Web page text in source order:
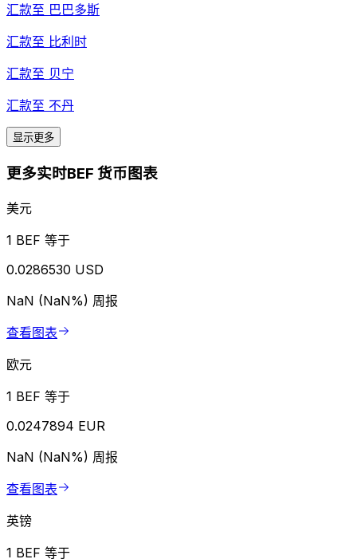
汇款至 巴巴多斯
汇款至 比利时
汇款至 贝宁
汇款至 不丹
显示更多
更多实时BEF 货币图表
美元
1 BEF 等于
0.0286530 USD
NaN (NaN%) 周报
查看图表
欧元
1 BEF 等于
0.0247894 EUR
NaN (NaN%) 周报
查看图表
英镑
1 BEF 等于